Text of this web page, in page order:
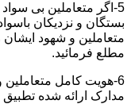
5-اگر متعاملین بی
بستگان و نزدیکان
متعاملین و شهود ایشان
مطلع فرمائید.
6-هویت کامل متعاملین
مدارک ارائه شده تطبیق